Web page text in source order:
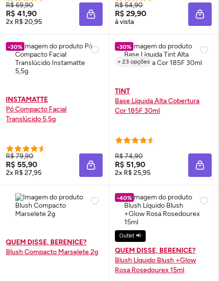
R$ 69,90
R$ 41,90
2x R$ 20,95 ADICIONAR À SACOLA
R$ 54,90
R$ 29,90
à vista
-30%
INSTAMATTE
Pó Compacto Facial
Translúcido 5,5g
R$ 79,90
R$ 55,90
2x R$ 27,95 ADICIONAR À SACOLA
-30%
+ 23 opções
TINT
Base Líquida Alta Cobertura
Cor 185F 30ml
R$ 74,90
R$ 51,90
2x R$ 25,95
QUEM DISSE, BERENICE?
BlushCompacto Marselete 2g
-40%
Outlet 📢
QUEM DISSE, BERENICE?
Blush Líquido Blush +Glow
Rosa Rosedourex 15ml